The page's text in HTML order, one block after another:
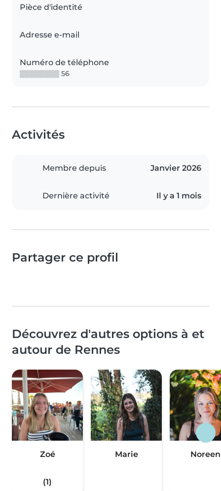
Pièce d'identité
Adresse e-mail
Numéro de téléphone
▒▒▒▒▒▒▒▒ 56
Activités
Membre depuis Janvier 2026
Dernière activité Il y a 1 mois
Partager ce profil
Découvrez d'autres options à et
autour de Rennes
Zoé
(1)
Marie Noreen